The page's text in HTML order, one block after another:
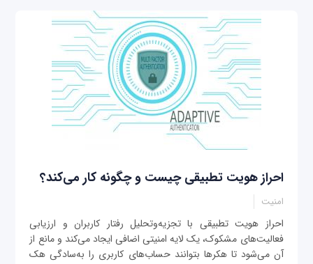
احراز هویت تطبیقی چیست و چگونه کار می‌کند؟
امنیت
احراز هویت تطبیقی با تجزیه‌وتحلیل رفتار کاربران و ارزیابی
فعالیت‌های مشکوک، یک لایه امنیتی اضافی ایجاد می‌کند و مانع از
آن می‌شود تا هکرها بتوانند حساب‌های کاربری را به‌سادگی هک